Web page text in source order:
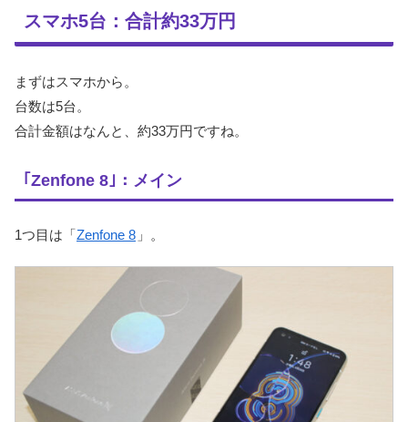
スマホ5台：合計約33万円
まずはスマホから。
台数は5台。
合計金額はなんと、約33万円ですね。
｢Zenfone 8｣：メイン
1つ目は「Zenfone 8 」。